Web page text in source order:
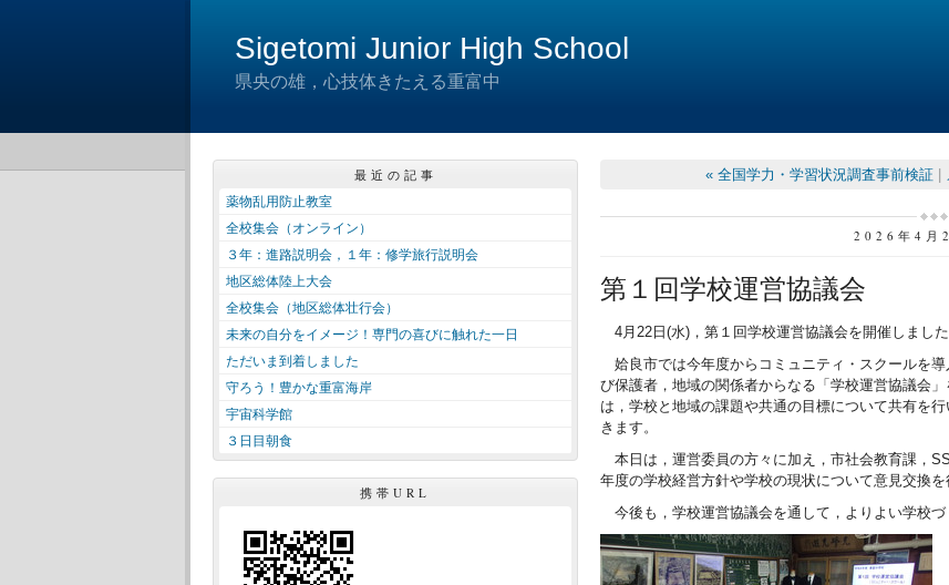
Sigetomi Junior High School
県央の雄，心技体きたえる重富中
最近の記事
薬物乱用防止教室
全校集会（オンライン）
３年：進路説明会，１年：修学旅行説明会
地区総体陸上大会
全校集会（地区総体壮行会）
未来の自分をイメージ！専門の喜びに触れた一日
ただいま到着しました
守ろう！豊かな重富海岸
宇宙科学館
３日目朝食
携帯URL
« 全国学力・学習状況調査事前検証|
2026年4月
第１回学校運営協議会
4月22日(水)，第１回学校運営協議会を開催しました
姶良市では今年度からコミュニティ・スクールを
び保護者，地域の関係者からなる「学校運営協議会
は，学校と地域の課題や共通の目標について共有を
きます。
本日は，運営委員の方々に加え，市社会教育課，
年度の学校経営方針や学校の現状について意見交換を
今後も，学校運営協議会を通して，よりよい学校づ